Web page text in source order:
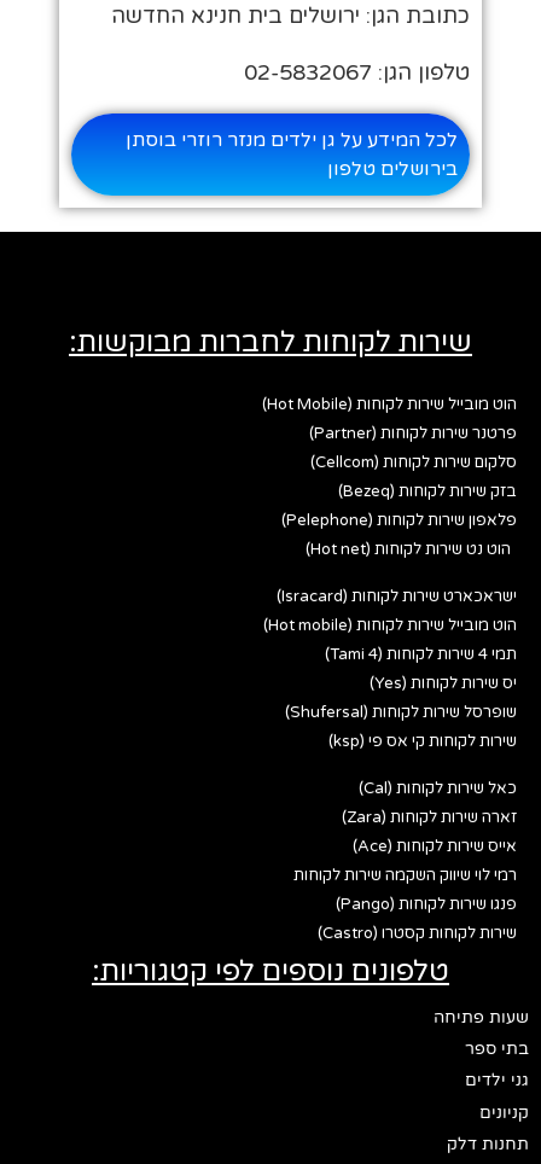
כתובת הגן: ירושלים בית חנינא החדשה
טלפון הגן: 02-5832067
לכל המידע על גן ילדים מנזר רוזרי בוסתן
בירושלים טלפון
שירות לקוחות לחברות מבוקשות:
הוט מובייל שירות לקוחות (Hot Mobile)
פרטנר שירות לקוחות (Partner)
סלקום שירות לקוחות (Cellcom)
בזק שירות לקוחות (Bezeq)
פלאפון שירות לקוחות (Pelephone)
הוט נט שירות לקוחות (Hot net)
ישראכארט שירות לקוחות (Isracard)
הוט מובייל שירות לקוחות (Hot mobile)
תמי 4 שירות לקוחות (Tami 4)
יס שירות לקוחות (Yes)
שופרסל שירות לקוחות (Shufersal)
שירות לקוחות קי אס פי (ksp)
כאל שירות לקוחות (Cal)
זארה שירות לקוחות (Zara)
אייס שירות לקוחות (Ace)
רמי לוי שיווק השקמה שירות לקוחות
פנגו שירות לקוחות (Pango)
שירות לקוחות קסטרו (Castro)
טלפונים נוספים לפי קטגוריות:
שעות פתיחה
בתי ספר
גני ילדים
קניונים
תחנות דלק